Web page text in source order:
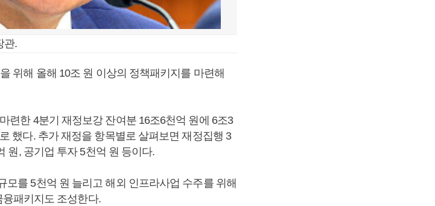
관.
위해 올해 10조 원 이상의 정책패키지를 마련해
련한 4분기 재정보강 잔여분 16조6천억 원에 6조3
했다. 추가 재정을 항목별로 살펴보면 재정집행 3
원, 공기업 투자 5천억 원 등이다.
를 5천억 원 늘리고 해외 인프라사업 수주를 위해
패키지도 조성한다.